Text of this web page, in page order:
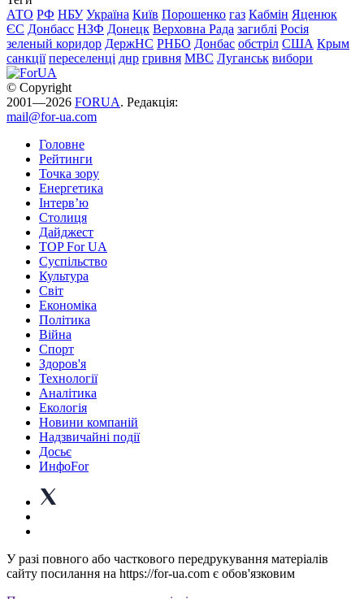
АТО РФ НБУ Україна Київ Порошенко газ Кабмін Яценюк
ЄС Донбасс НЗФ Донецк Верховна Рада загиблі Росія
зеленый коридор ДержНС РНБО Донбас обстріл США Крым
санкції переселенці днр гривня МВС Луганськ вибори
© Copyright
2001—2026 FORUA. Редакція:
mail@for-ua.com
Головне
Рейтинги
Точка зору
Енергетика
Інтерв’ю
Столиця
Дайджест
TOP For UA
Суспiльство
Культура
Світ
Економіка
Політика
Війна
Спорт
Здоров'я
Технології
Аналітика
Екологія
Новини компаній
Надзвичайні події
Досьє
ИнфоFor
У разі повного або часткового передрукування матеріалів
сайту посилання на https://for-ua.com є обов'язковим